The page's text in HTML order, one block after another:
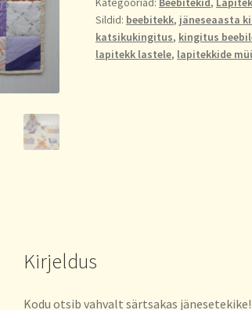
Sildid: beebitekk, jäneseaasta
katsikukingitus, kingitus
lapitekk lastele, lapitekkide
Kirjeldus
Kodu otsib vahvalt särtsakas jänesetekike!